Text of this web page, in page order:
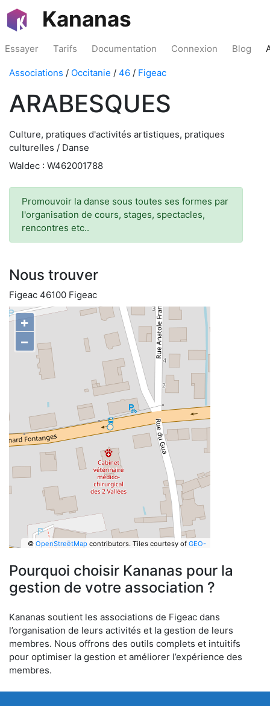
Kananas
Essayer Tarifs Documentation Connexion Blog
Associations / Occitanie / 46 / Figeac
ARABESQUES
Culture, pratiques d'activités artistiques, pratiques
culturelles / Danse
Waldec : W462001788
Promouvoir la danse sous toutes ses formes par
l'organisation de cours, stages, spectacles,
rencontres etc..
Nous trouver
Figeac 46100 Figeac
+
−
© OpenStreetMapcontributors. Tiles courtesy of GEO-
Pourquoi choisir Kananas pour la
gestion de votre association ?
Kananas soutient les associations de Figeac dans
l’organisation de leurs activités et la gestion de leurs
membres. Nous offrons des outils complets et intuitifs
pour optimiser la gestion et améliorer l’expérience des
membres.